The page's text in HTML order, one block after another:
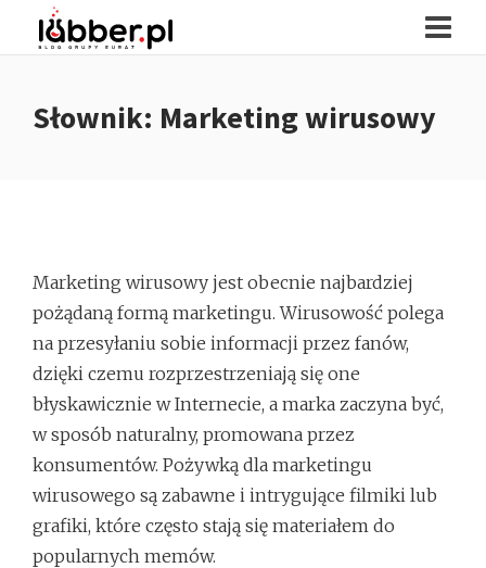
Słownik: Marketing wirusowy
Marketing wirusowy jest obecnie najbardziej
pożądaną formą marketingu. Wirusowość polega
na przesyłaniu sobie informacji przez fanów,
dzięki czemu rozprzestrzeniają się one
błyskawicznie w Internecie, a marka zaczyna być,
w sposób naturalny, promowana przez
konsumentów. Pożywką dla marketingu
wirusowego są zabawne i intrygujące filmiki lub
grafiki, które często stają się materiałem do
popularnych memów.